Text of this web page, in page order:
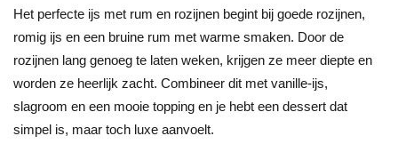
Het perfecte ijs met rum en rozijnen begint bij goede rozijnen,
romig ijs en een bruine rum met warme smaken. Door de
rozijnen lang genoeg te laten weken, krijgen ze meer diepte en
worden ze heerlijk zacht. Combineer dit met vanille-ijs,
slagroom en een mooie topping en je hebt een dessert dat
simpel is, maar toch luxe aanvoelt.